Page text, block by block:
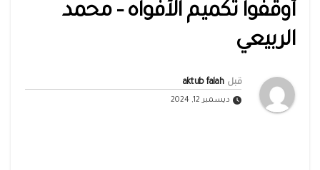
أوقفوا تكميم الأفواه – محمد
الربيعي
قبل aktub falah
ديسمبر 12, 2024